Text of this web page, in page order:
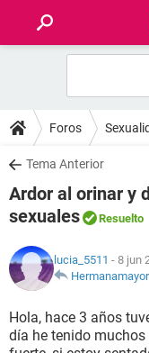
FOROS
SALUD
FAMILIA
NUTRICIÓN
SEXUALIDAD
Foros
Tema Anterior
Ardor al orinar y
sexuales
Resuelto
lucia_5511 - 8 jun
Hermanamayor
Hola, hace 3 años
día he tenido